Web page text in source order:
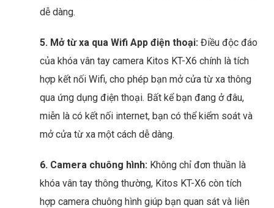
dễ dàng.
5. Mở từ xa qua Wifi App điện thoại: Điều độc đáo
của khóa vân tay camera Kitos KT-X6 chính là tích
hợp kết nối Wifi, cho phép bạn mở cửa từ xa thông
qua ứng dụng điện thoại. Bất kể bạn đang ở đâu,
miễn là có kết nối internet, bạn có thể kiểm soát và
mở cửa từ xa một cách dễ dàng.
6. Camera chuông hình: Không chỉ đơn thuần là
khóa vân tay thông thường, Kitos KT-X6 còn tích
hợp camera chuông hình giúp bạn quan sát và liên